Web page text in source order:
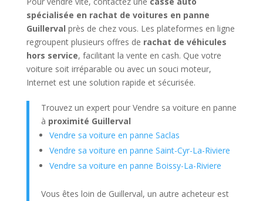
spécialisée en rachat de voitures en panne
Guillerval près de chez vous. Les plateformes en ligne
regroupent plusieurs offres de rachat de véhicules
hors service, facilitant la vente en cash. Que votre
voiture soit irréparable ou avec un souci moteur,
Internet est une solution rapide et sécurisée.
Trouvez un expert pour Vendre sa voiture en panne
à proximité Guillerval
Vendre sa voiture en panne Saclas
Vendre sa voiture en panne Saint-Cyr-La-Riviere
Vendre sa voiture en panne Boissy-La-Riviere
Vous êtes loin de Guillerval, un autre acheteur est